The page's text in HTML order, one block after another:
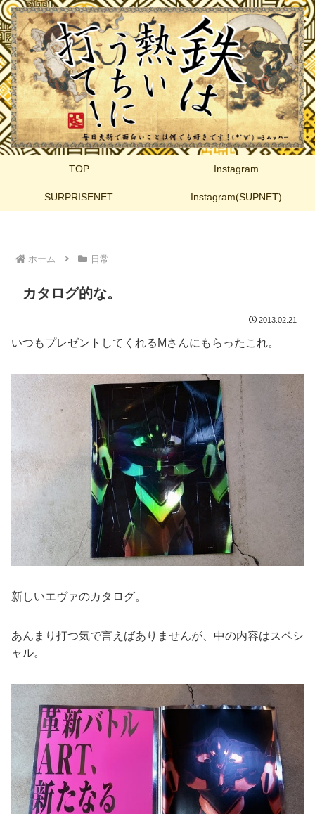
TOP Instagram
SURPRISENET Instagram(SUPNET)
ホーム 日常
カタログ的な。
2013.02.21
いつもプレゼントしてくれるMさんにもらったこれ。
新しいエヴァのカタログ。
あんまり打つ気で言えばありませんが、中の内容はスペシ
ャル。